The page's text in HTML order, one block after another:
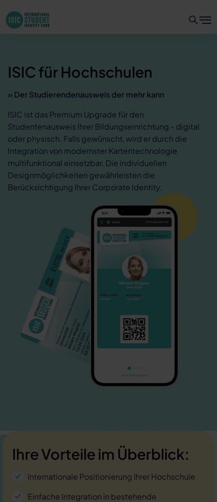
ISIC für Hochschulen
» Der Studierenden­ausweis der mehr kann
ISIC ist das Premium Upgrade für den
Studentenausweis Ihrer Bildungseinrichtung - digital
oder physisch. Falls gewünscht, wird er durch die
Integration von modernster Kartentechnologie
multifunktional einsetzbar. Die individuellen
Designmöglichkeiten gewährleisten die
Berücksichtigung Ihrer Corporate Identity.
Ihre Vorteile im Überblick:
Internationale Positionierung Ihrer Hochschule
Einfache Integration in bestehende